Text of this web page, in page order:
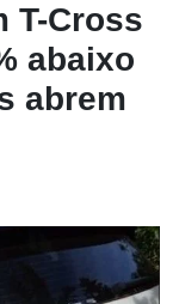
T-Cross
abaixo
abrem